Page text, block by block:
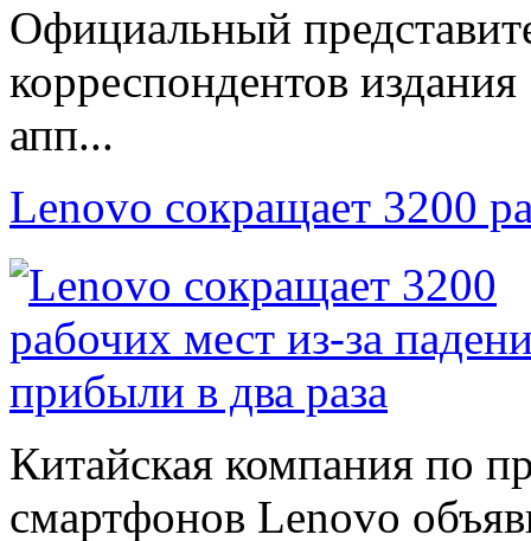
Официальный
корреспондентов
апп...
Lenovo сокращает 3200
Китайская компания по
смартфонов Lenovo